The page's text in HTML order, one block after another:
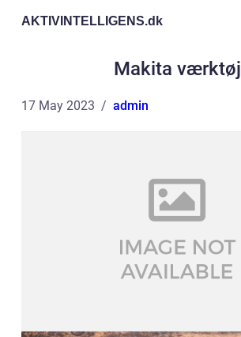
AKTIVINTELLIGENS.dk
Makita værktøj
17 May 2023 admin